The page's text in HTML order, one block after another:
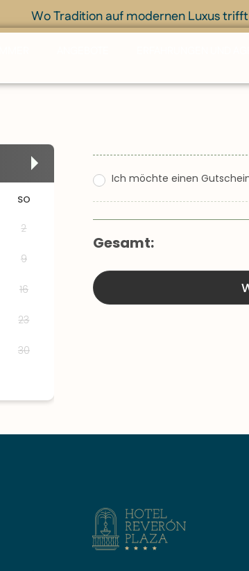
Wo Tradition auf modernen Luxus trifft